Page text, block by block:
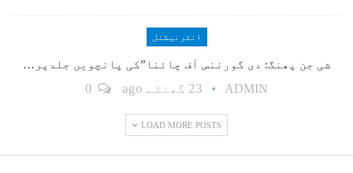
انٹرنیشنل
شی جن پھنگ: دی گورننس آف چائنا”کی پانچویں جلدپر…
ADMIN 23 گھنٹے ago
LOAD MORE POSTS